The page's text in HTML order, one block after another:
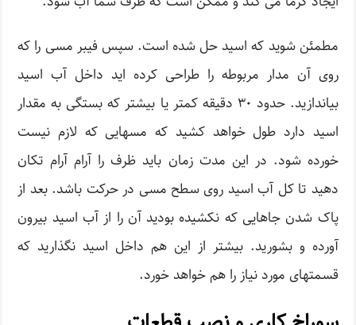
مطمئن شوید که اسید حل شده است. سپس فیبر مسی را که
روی آن مدار مربوطه را طراحی کرده اید داخل آب اسید
بیاندازید. حدود ۳۰ دقیقه کمتر یا بیشتر که بستگی به مقدار
اسید دارد طول خواهد کشید که مسهایی که لازم نیست
خورده شود. در این مدت زمان باید ظرف را آرام آرام تکان
دهید تا کل آب اسید روی سطح مسی در حرکت باشد. بعد از
پاک شدن جاهایی که نکشیده بودید آن را از آب اسید بیرون
آورده و بشورید. بیشتر از این هم داخل اسید نگذارید که
قسمتهای مورد نیاز را هم خواهد خورد.